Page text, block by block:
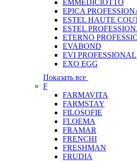
EMMEDICIOTTO
EPICA
ESTEL HAUTE
ESTEL
ETERNO
EVABOND
EVI PROFESSIONAL
EXO EGG
Показать все
F
FARMAVITA
FARMSTAY
FILOSOFIE
FLOEMA
FRAMAR
FRENCHI
FRESHMAN
FRUDIA